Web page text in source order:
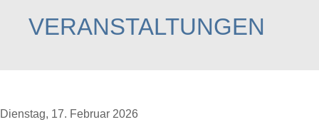
VERANSTALTUNGEN
Dienstag, 17. Februar 2026